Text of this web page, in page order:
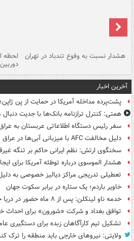
هشدار نسبت به وفوع تندباد در تهران
آخرین اخبار
پشت‌پرده مداخله آمریکا در حمایت از یِن
همتی: کنترل ترازنامه بانک‌ها با جدیت
سفر رئیس دستگاه اطلاعاتی عربستان به
دلیل مخالفت AFC با میزبانی آبی‌ها در عراق
سخنگوی ارتش: نظم ایرانی حاکم بر تنگه
هشدار الموسوی درباره توطئه آمریکا برای
تعطیلی تدریجی مراکز دیالیز خصوصی به
خاویر باردم؛ یک ستاره در برابر سکوت جهان
خدمه ناو لینکلن: پس از ۸ ماه حضور در دریا خسته و درمانده‌ شدیم
توافق بغداد و شرکت «شورون» برای احداث
تشکیل تیم کارآگاهان زبده برای دستگیری
ولایتی: نیروهای خارجی باید منطقه را ترک